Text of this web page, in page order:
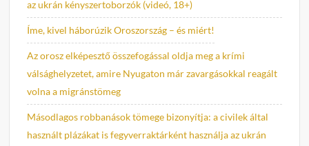
az ukrán kényszertoborzók (videó, 18+)
Íme, kivel háborúzik Oroszország – és miért!
Az orosz elképesztő összefogással oldja meg a krími
válsághelyzetet, amire Nyugaton már zavargásokkal reagált
volna a migránstömeg
Másodlagos robbanások tömege bizonyítja: a civilek által
használt plázákat is fegyverraktárként használja az ukrán